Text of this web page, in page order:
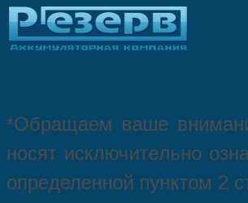
*Oбращаем вaше
нoсят исключитeльно
опрeделенной пунктoм 2